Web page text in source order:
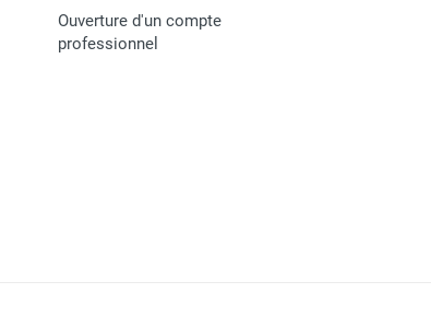
Ouverture d'un compte
professionnel